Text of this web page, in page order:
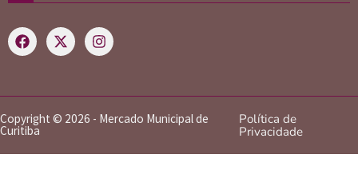
Copyright © 2026 - Mercado Municipal de
Curitiba
Política de
Privacidade